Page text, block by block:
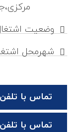
وضعیت
شهرمحل
تماس با
تماس با